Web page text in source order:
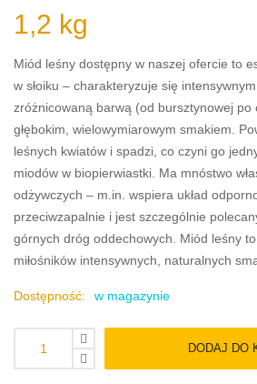
1,2 kg
Miód leśny dostępny w naszej ofercie to
w słoiku – charakteryzuje się
zróżnicowaną barwą (od bursztynowej
głębokim, wielowymiarowym smakiem.
leśnych kwiatów i spadzi, co czyni go
miodów w biopierwiastki. Ma mnóstwo
odżywczych – m.in. wspiera układ
przeciwzapalnie i jest szczególnie
górnych dróg oddechowych. Miód leśny
miłośników intensywnych, naturalnych
Dostępność: w magazynie
DODAJ DO